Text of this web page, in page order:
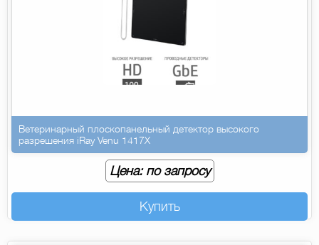
Ветеринарный плоскопанельный детектор высокого
разрешения iRay Venu 1417X
Цена: по запросу
Купить